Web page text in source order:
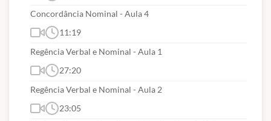
Concordância Nominal - Aula 4
11:19
Regência Verbal e Nominal - Aula 1
27:20
Regência Verbal e Nominal - Aula 2
23:05